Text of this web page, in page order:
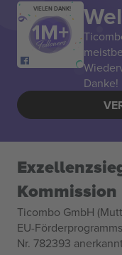
VIELEN DANK!
Danke!
Kommission
Ticombo GmbH
EU-
Nr. 782393